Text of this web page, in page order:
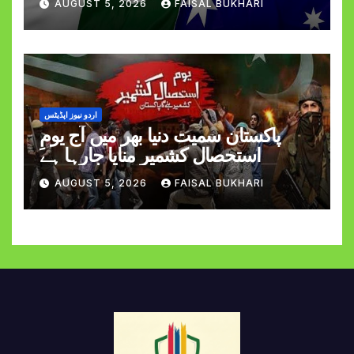
AUGUST 5, 2026 FAISAL BUKHARI
اردو نیوز اپڈیٹس
پاکستان سمیت دنیا بھر میں آج یومِ
استحصالِ کشمیر منایا جارہا ہے
AUGUST 5, 2026 FAISAL BUKHARI